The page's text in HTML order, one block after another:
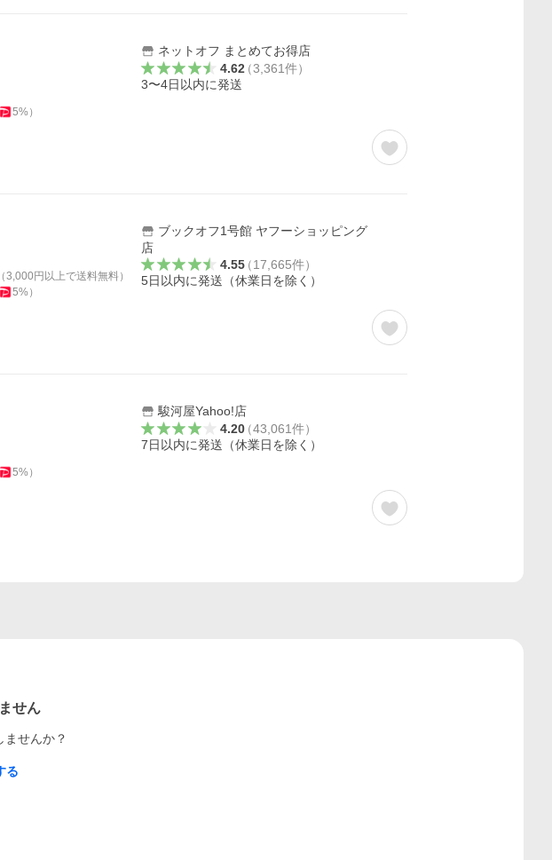
5%）
ネットオフ まとめてお得店
4.62（3,361件）
3〜4日以内に発送
（3,000 円以上で送料無料）
5%）
ブックオフ1号館 ヤフーショッピング
店
4.55（17,665件）
5日以内に発送（休業日を除く）
5%）
駿河屋Yahoo!店
4.20（43,061件）
7日以内に発送（休業日を除く）
せん
ませんか？
る